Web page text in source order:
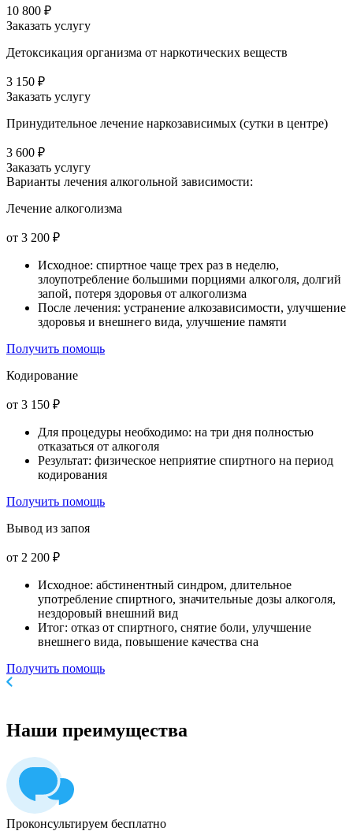
10 800 ₽
Заказать услугу
Детоксикация организма от наркотических веществ
3 150 ₽
Заказать услугу
Принудительное лечение наркозависимых (сутки в центре)
3 600 ₽
Заказать услугу
Варианты лечения алкогольной зависимости:
Лечение алкоголизма
от 3 200 ₽
Исходное: спиртное чаще трех раз в неделю,
злоупотребление большими порциями алкоголя, долгий
запой, потеря здоровья от алкоголизма
После лечения: устранение алкозависимости, улучшение
здоровья и внешнего вида, улучшение памяти
Получить помощь
Кодирование
от 3 150 ₽
Для процедуры необходимо: на три дня полностью
отказаться от алкоголя
Результат: физическое неприятие спиртного на период
кодирования
Получить помощь
Вывод из запоя
от 2 200 ₽
Исходное: абстинентный синдром, длительное
употребление спиртного, значительные дозы алкоголя,
нездоровый внешний вид
Итог: отказ от спиртного, снятие боли, улучшение
внешнего вида, повышение качества сна
Получить помощь
Наши преимущества
Проконсультируем бесплатно